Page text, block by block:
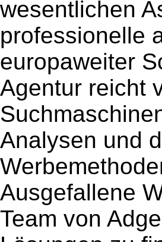
wesentlichen
professionelle
europaweiter
Agentur reicht
Analysen und
Ausgefallene
Team von